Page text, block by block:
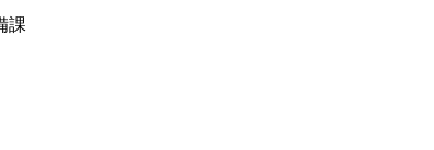
課